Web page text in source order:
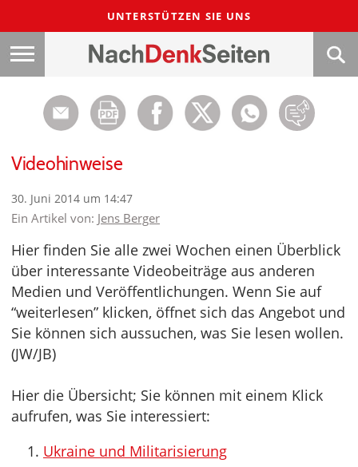
UNTERSTÜTZEN SIE UNS
Videohinweise
30. Juni 2014 um 14:47
Ein Artikel von: Jens Berger
Hier finden Sie alle zwei Wochen einen Überblick
über interessante Videobeiträge aus anderen
Medien und Veröffentlichungen. Wenn Sie auf
“weiterlesen” klicken, öffnet sich das Angebot und
Sie können sich aussuchen, was Sie lesen wollen.
(JW/JB)
Hier die Übersicht; Sie können mit einem Klick
aufrufen, was Sie interessiert:
Ukraine und Militarisierung